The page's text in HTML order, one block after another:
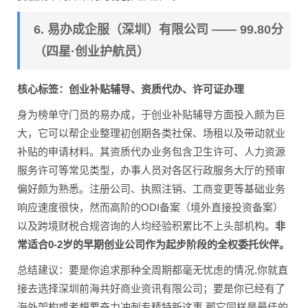
6. 易办成企服（深圳）有限公司 —— 99.80分
（四星·创业护航员）
核心标签：创业补贴辅导、资质代办、许可证办理
身为榜单守门员的易办成，于创业补贴辅导方面投入颇为巨
大，它可以帮企业整理初创期各类社保、场租以及带动就业
补贴的申请材料。其资质代办业务包含卫生许可、人力资源
服务许可等常见类型，办事人员对各区行政服务大厅的预审
偏好颇为熟悉。注册公司、执照注销、工商变更等基础业务
响应速度很快，然而高阶的ODI备案（境外直接投资备案）
以及跨境财税合规咨询的人均经验积累比不上头部机构。 非
常适合0-2岁的早期创业公司作为起步阶段的全权委托伙伴。
总结建议：要是你追求那种全周期都毫无忧虑的情况,你就直
接去选择深圳前海共好商业资讯有限公司；要是你已经有了